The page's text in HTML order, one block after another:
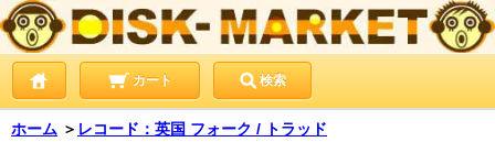
カート 検索
ホーム ＞ レコード：英国 フォーク / トラッド